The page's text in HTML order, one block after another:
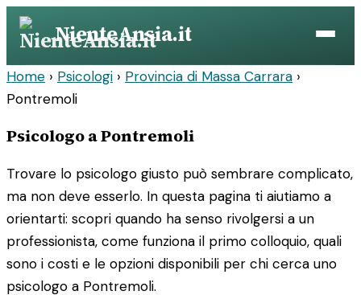
Vai
contenuto
NienteAnsia.it
Home › Psicologi › Provincia di Massa Carrara ›
Pontremoli
Psicologo a Pontremoli
Trovare lo psicologo giusto può sembrare complicato,
ma non deve esserlo. In questa pagina ti aiutiamo a
orientarti: scopri quando ha senso rivolgersi a un
professionista, come funziona il primo colloquio, quali
sono i costi e le opzioni disponibili per chi cerca uno
psicologo a Pontremoli.